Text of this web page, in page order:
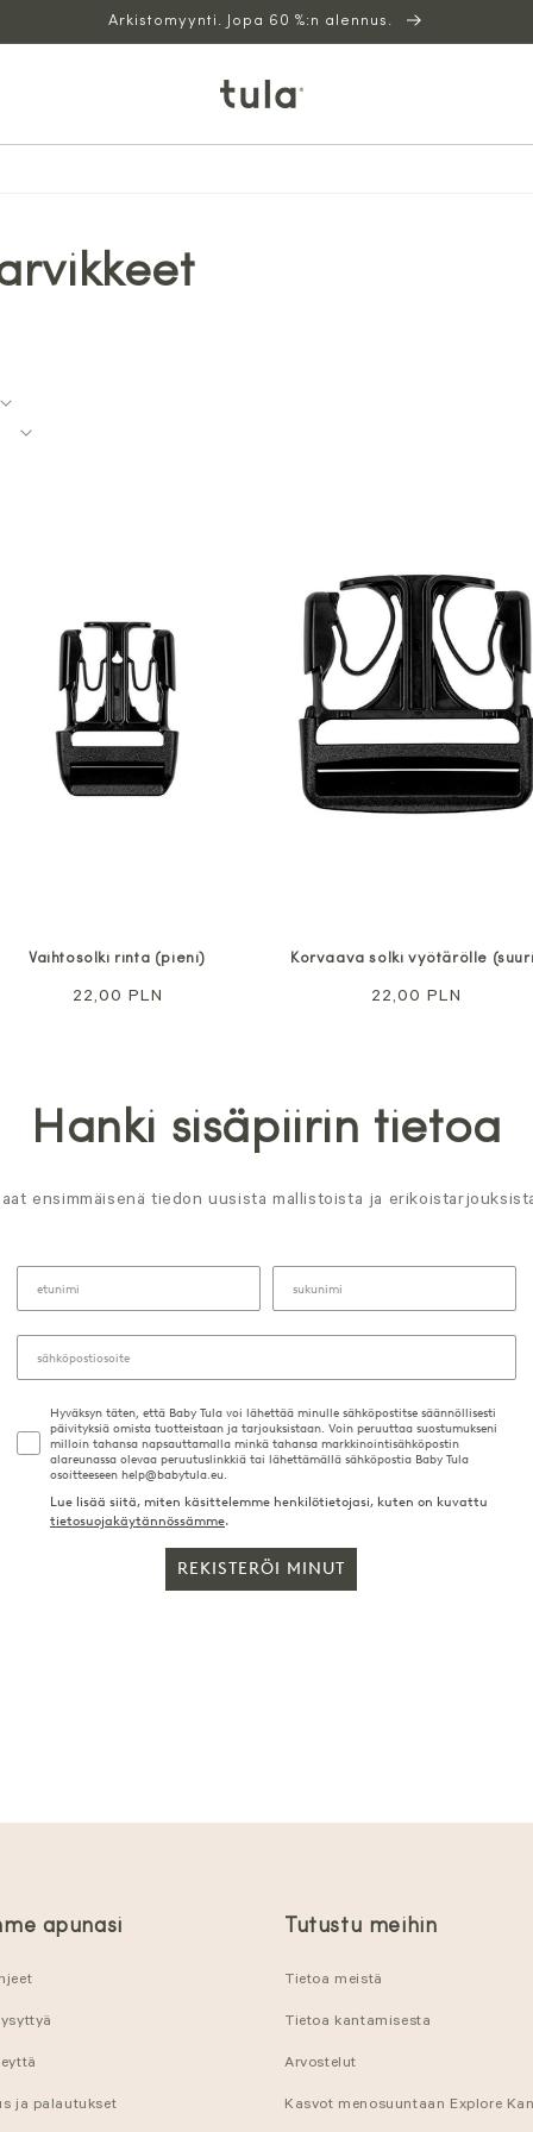
Arkistomyynti. Jopa 60 %:n alennus.
Vaihtosolki rinta (pieni)
Normaali
22,00 PLN
Korvaava solki vyötärölle
Normaali
22,00 PLN
Hanki sisäpiirin tietoa
ensimmäisenä tiedon uusista mallistoista ja
Hyväksyn täten, että Baby Tula voi lähettää minulle sähköpostitse säännöllisesti
päivityksiä omista tuotteistaan ja tarjouksistaan. Voin peruuttaa suostumukseni
milloin tahansa napsauttamalla minkä tahansa markkinointisähköpostin
alareunassa olevaa peruutuslinkkiä tai lähettämällä sähköpostia Baby Tula
osoitteeseen help@babytula.eu.
Lue lisää siitä, miten käsittelemme henkilötietojasi, kuten on kuvattu
tietosuojakäytännössämme.
REKISTERÖI MINUT
apunasi
ja palautukset
Tutustu meihin
Tietoa meistä
Tietoa kantamisesta
Arvostelut
Kasvot menosuuntaan Explore